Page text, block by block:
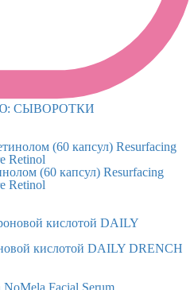
СЫВОРОТКИ
(60 капсул) Resurfacing
Retinol
кислотой DAILY DRENCH